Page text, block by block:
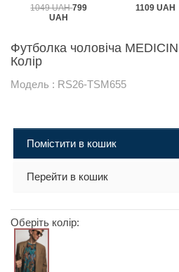
1049 UAH799
UAH
1109 UAH
Футболка чоловіча
Колір
Модель : RS26-TSM655
Помістити в кошик
Перейти в кошик
Оберіть колір: